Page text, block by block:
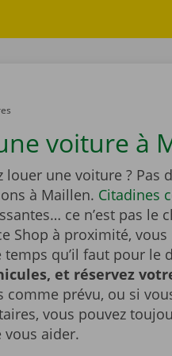
voiture à
louer une voiture ? Pas
à Maillen. Citadines
ce n’est pas le
Shop à proximité,
qu’il faut pour le
et réservez
comme prévu, ou si
vous pouvez
aider.